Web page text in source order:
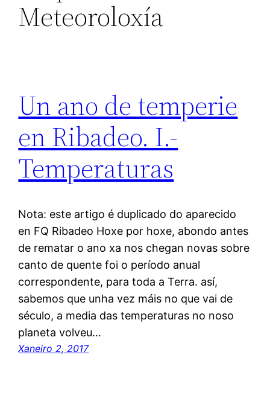
Meteoroloxía
Un ano de temperie
en Ribadeo. I.-
Temperaturas
Nota: este artigo é duplicado do aparecido
en FQ Ribadeo Hoxe por hoxe, abondo antes
de rematar o ano xa nos chegan novas sobre
canto de quente foi o período anual
correspondente, para toda a Terra. así,
sabemos que unha vez máis no que vai de
século, a media das temperaturas no noso
planeta volveu…
Xaneiro 2, 2017